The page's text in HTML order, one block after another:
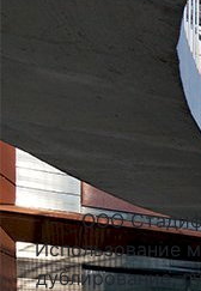
ООО
Использование
дублирование,